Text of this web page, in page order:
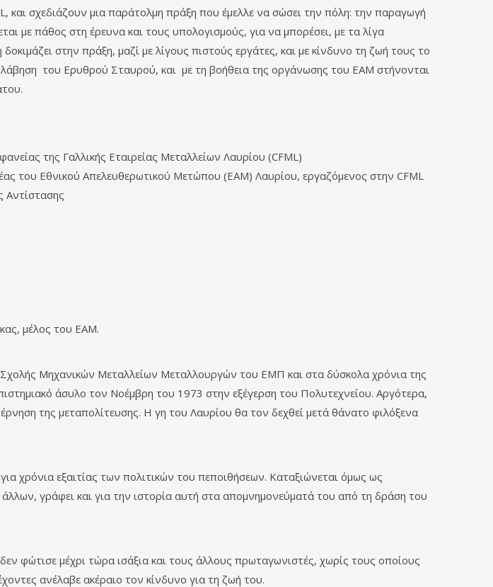
και σχεδιάζουν μια παράτολμη πράξη που έμελλε να σώσει την πόλη: την παραγωγή
με πάθος στη έρευνα και τους υπολογισμούς, για να μπορέσει, με τα λίγα
στην πράξη, μαζί με λίγους πιστούς εργάτες, και με κίνδυνο τη ζωή τους το
του Ερυθρού Σταυρού, και με τη βοήθεια της οργάνωσης του ΕΑΜ στήνονται
της Γαλλικής Εταιρείας Μεταλλείων Λαυρίου (CFML)
του Εθνικού Απελευθερωτικού Μετώπου (ΕΑΜ) Λαυρίου, εργαζόμενος στην CFML
Αντίστασης
μέλος του ΕΑΜ.
Μηχανικών Μεταλλείων Μεταλλουργών του ΕΜΠ και στα δύσκολα χρόνια της
άσυλο τον Νοέμβρη του 1973 στην εξέγερση του Πολυτεχνείου. Αργότερα,
της μεταπολίτευσης. Η γη του Λαυρίου θα τον δεχθεί μετά θάνατο φιλόξενα
χρόνια εξαιτίας των πολιτικών του πεποιθήσεων. Καταξιώνεται όμως ως
γράφει και για την ιστορία αυτή στα απομνημονεύματά του από τη δράση του
φώτισε μέχρι τώρα ισάξια και τους άλλους πρωταγωνιστές, χωρίς τους οποίους
ανέλαβε ακέραιο τον κίνδυνο για τη ζωή του.